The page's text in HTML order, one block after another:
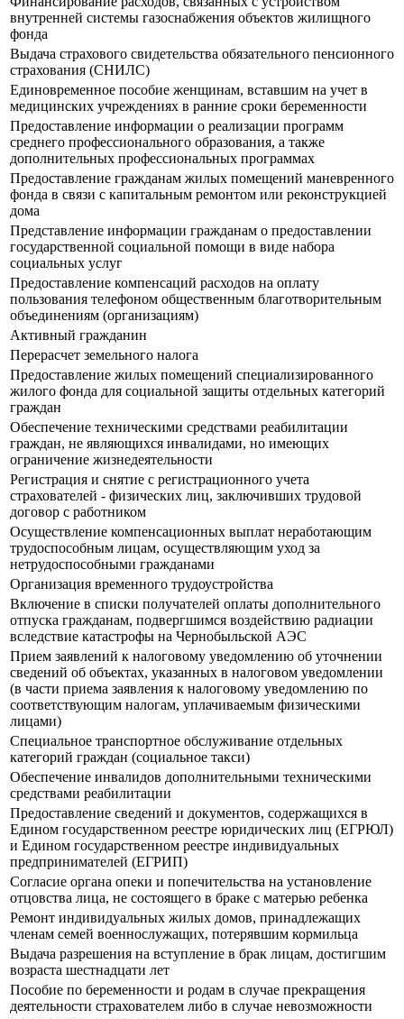
внутренней системы газоснабжения объектов жилищного
фонда
Выдача страхового свидетельства обязательного пенсионного
страхования (СНИЛС)
Единовременное пособие женщинам, вставшим на учет в
медицинских учреждениях в ранние сроки беременности
Предоставление информации о реализации программ
среднего профессионального образования, а также
дополнительных профессиональных программах
Предоставление гражданам жилых помещений маневренного
фонда в связи с капитальным ремонтом или реконструкцией
дома
Представление информации гражданам о предоставлении
государственной социальной помощи в виде набора
социальных услуг
Предоставление компенсаций расходов на оплату
пользования телефоном общественным благотворительным
объединениям (организациям)
Активный гражданин
Перерасчет земельного налога
Предоставление жилых помещений специализированного
жилого фонда для социальной защиты отдельных категорий
граждан
Обеспечение техническими средствами реабилитации
граждан, не являющихся инвалидами, но имеющих
ограничение жизнедеятельности
Регистрация и снятие с регистрационного учета
страхователей - физических лиц, заключивших трудовой
договор с работником
Осуществление компенсационных выплат неработающим
трудоспособным лицам, осуществляющим уход за
нетрудоспособными гражданами
Организация временного трудоустройства
Включение в списки получателей оплаты дополнительного
отпуска гражданам, подвергшимся воздействию радиации
вследствие катастрофы на Чернобыльской АЭС
Прием заявлений к налоговому уведомлению об уточнении
сведений об объектах, указанных в налоговом уведомлении
(в части приема заявления к налоговому уведомлению по
соответствующим налогам, уплачиваемым физическими
лицами)
Специальное транспортное обслуживание отдельных
категорий граждан (социальное такси)
Обеспечение инвалидов дополнительными техническими
средствами реабилитации
Предоставление сведений и документов, содержащихся в
Едином государственном реестре юридических лиц (ЕГРЮЛ)
и Едином государственном реестре индивидуальных
предпринимателей (ЕГРИП)
Согласие органа опеки и попечительства на установление
отцовства лица, не состоящего в браке с матерью ребенка
Ремонт индивидуальных жилых домов, принадлежащих
членам семей военнослужащих, потерявшим кормильца
Выдача разрешения на вступление в брак лицам, достигшим
возраста шестнадцати лет
Пособие по беременности и родам в случае прекращения
деятельности страхователем либо в случае невозможности